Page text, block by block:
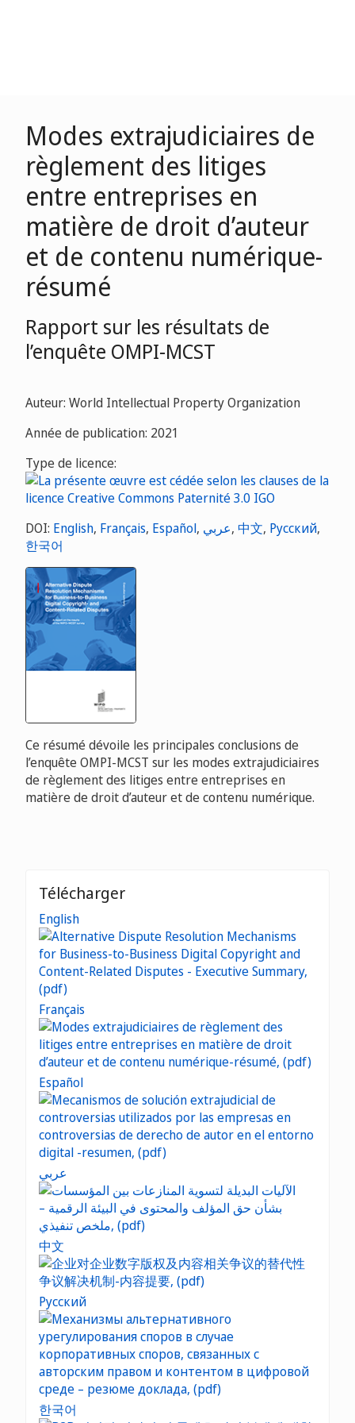
Modes extrajudiciaires de
règlement des litiges
entre entreprises en
matière de droit d’auteur
et de contenu numérique-
résumé
Rapport sur les résultats de
l’enquête OMPI-MCST
Auteur: World Intellectual Property Organization
Année de publication: 2021
Type de licence:
DOI: English, Français, Español, عربي, 中文, Русский,
한국어
Ce résumé dévoile les principales conclusions de
l’enquête OMPI-MCST sur les modes extrajudiciaires
de règlement des litiges entre entreprises en
matière de droit d’auteur et de contenu numérique.
Télécharger
English
Français
Español
عربي
中文
Русский
한국어